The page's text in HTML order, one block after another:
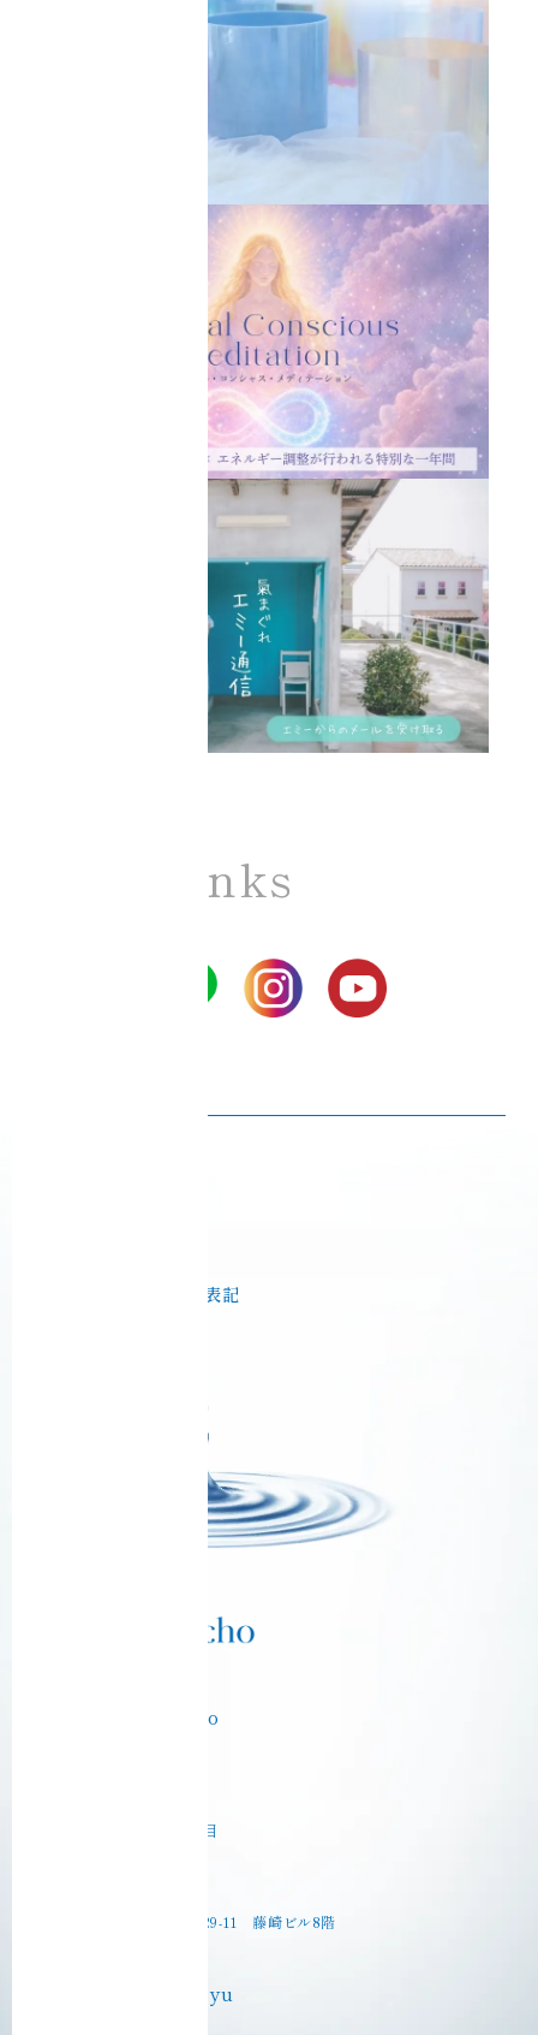
SNS Links
特定商取引法に基づく表記
Ciel Echo Tokyo
東京都墨田区横川５丁目
東京都墨田区江東橋4-29-11 藤崎ビル8階
Ciel Echo Kyusyu